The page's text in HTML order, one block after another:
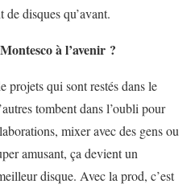
de disques qu’avant.
à l’avenir ?
qui sont restés dans le
tombent dans l’oubli pour
mixer avec des gens ou
amusant, ça devient un
disque. Avec la prod, c’est